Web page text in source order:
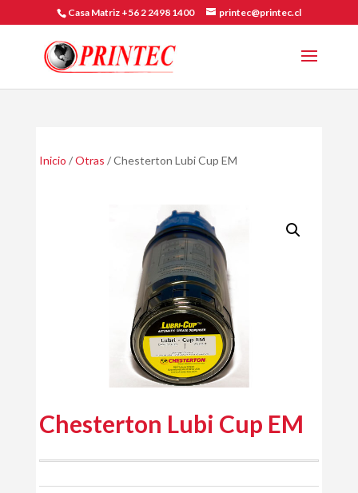
Casa Matriz +56 2 2498 1400 printec@printec.cl
Inicio /Otras / Chesterton Lubi Cup EM
Chesterton Lubi Cup EM